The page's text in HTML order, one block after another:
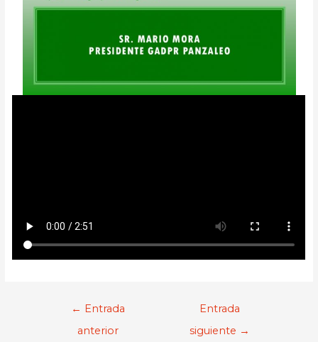
← Entrada
anterior
Entrada
siguiente →